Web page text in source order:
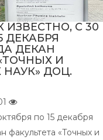
ИЗВЕСТНО, С 30
ДЕКАБРЯ
ДЕКАН
И
ДОЦ.
по 15 декабря
факультета «Точных и